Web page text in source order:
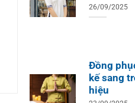
Thủy Sản Biển Xanh
26/09/2025
Đồng
kế sang
hiệu